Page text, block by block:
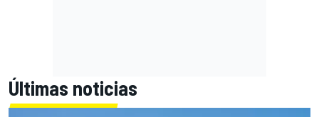
Últimas noticias